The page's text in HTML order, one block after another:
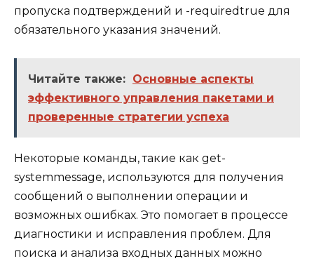
пропуска подтверждений и -requiredtrue для
обязательного указания значений.
Читайте также: Основные аспекты
эффективного управления пакетами и
проверенные стратегии успеха
Некоторые команды, такие как get-
systemmessage, используются для получения
сообщений о выполнении операции и
возможных ошибках. Это помогает в процессе
диагностики и исправления проблем. Для
поиска и анализа входных данных можно